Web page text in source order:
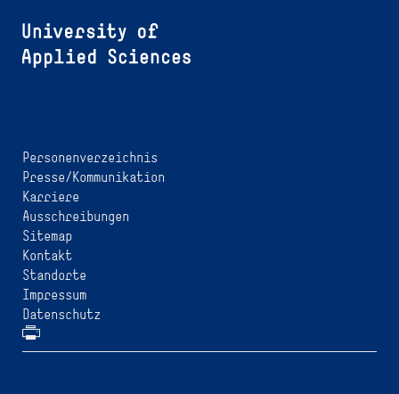
Personenverzeichnis
Presse/Kommunikation
Karriere
Ausschreibungen
Sitemap
Kontakt
Standorte
Impressum
Datenschutz